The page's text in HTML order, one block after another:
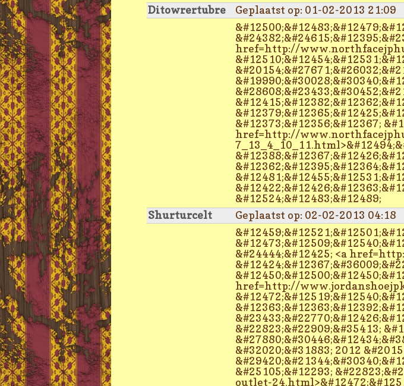
Ditowrertubre
Geplaatst op: 01-02-2013 21:09
href=http://
&#12373;&#12356;&#12367;
href=http://
&#12524;&#12483;&#12489;
Shurturcelt
Geplaatst op: 02-02-2013 04:18
&#24444;&#12425; <a
href=http://
&#22823;&#22909;&#35413;
&#32020;&#31883; 2012
&#25105;&#12293;
outlet-